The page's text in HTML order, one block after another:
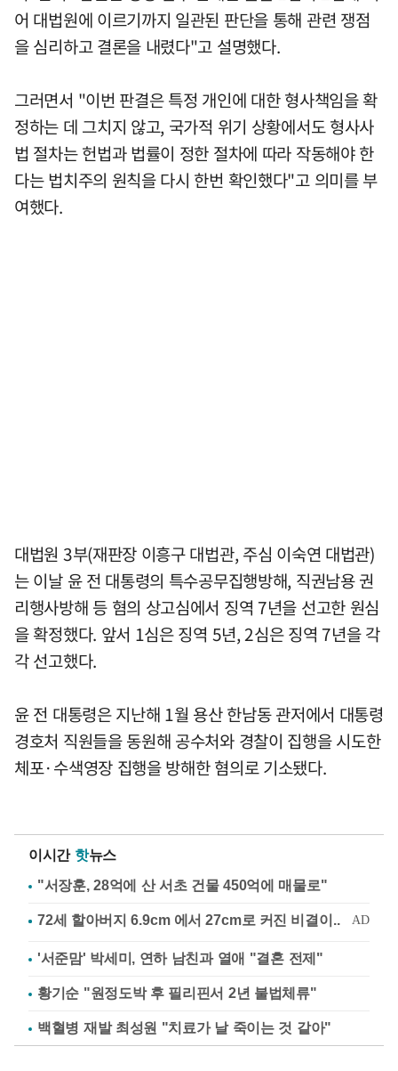
어 대법원에 이르기까지 일관된 판단을 통해 관련 쟁점
을 심리하고 결론을 내렸다"고 설명했다.
그러면서 "이번 판결은 특정 개인에 대한 형사책임을 확
정하는 데 그치지 않고, 국가적 위기 상황에서도 형사사
법 절차는 헌법과 법률이 정한 절차에 따라 작동해야 한
다는 법치주의 원칙을 다시 한번 확인했다"고 의미를 부
여했다.
대법원 3부(재판장 이흥구 대법관, 주심 이숙연 대법관)
는 이날 윤 전 대통령의 특수공무집행방해, 직권남용 권
리행사방해 등 혐의 상고심에서 징역 7년을 선고한 원심
을 확정했다. 앞서 1심은 징역 5년, 2심은 징역 7년을 각
각 선고했다.
윤 전 대통령은 지난해 1월 용산 한남동 관저에서 대통령
경호처 직원들을 동원해 공수처와 경찰이 집행을 시도한
체포·수색영장 집행을 방해한 혐의로 기소됐다.
이시간 핫뉴스
"서장훈, 28억에 산 서초 건물 450억에 매물로"
'서준맘' 박세미, 연하 남친과 열애 "결혼 전제"
황기순 "원정도박 후 필리핀서 2년 불법체류"
백혈병 재발 최성원 "치료가 날 죽이는 것 같아"